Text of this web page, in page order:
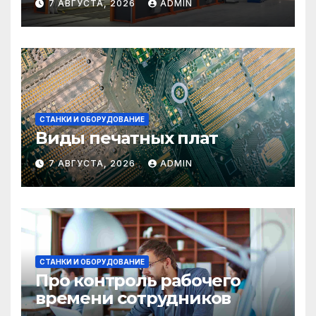
7 АВГУСТА, 2026 ADMIN
СТАНКИ И ОБОРУДОВАНИЕ
Виды печатных плат
7 АВГУСТА, 2026 ADMIN
СТАНКИ И ОБОРУДОВАНИЕ
Про контроль рабочего
времени сотрудников